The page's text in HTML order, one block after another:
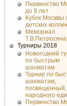
Первенство
до 9 лет
Кубок Москвы
детских
Мемориал
Т.В.Петросяна
Турниры 2018
Новогодний
по быстрым
шахматам
Турнир по
шахматам,
посвященный
народного
Первенство